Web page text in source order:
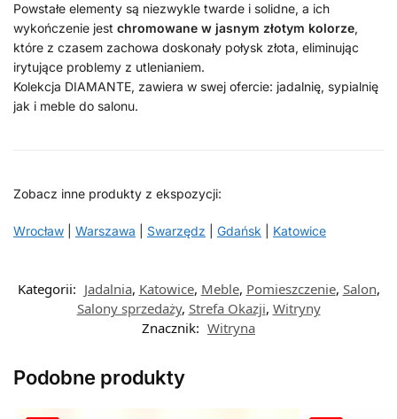
Powstałe elementy są niezwykle twarde i solidne, a ich
wykończenie jest chromowane w jasnym złotym kolorze,
które z czasem zachowa doskonały połysk złota, eliminując
irytujące problemy z utlenianiem.
Kolekcja DIAMANTE, zawiera w swej ofercie: jadalnię, sypialnię
jak i meble do salonu.
Zobacz inne produkty z ekspozycji:
Wrocław Warszawa Swarzędz Gdańsk Katowice
Kategorii: Jadalnia, Katowice, Meble, Pomieszczenie, Salon,
Salony sprzedaży, Strefa Okazji, Witryny
Znacznik: Witryna
Podobne produkty